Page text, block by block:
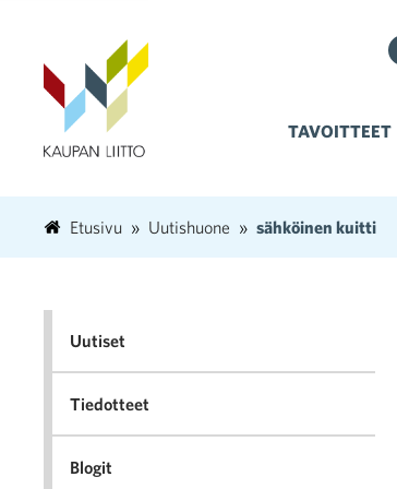
TAVOITTEET
Etusivu Uutishuone sähköinen kuitti
Uutiset
Tiedotteet
Blogit